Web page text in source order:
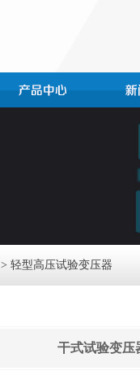
> 轻型高压试验变压器
干式试验变压